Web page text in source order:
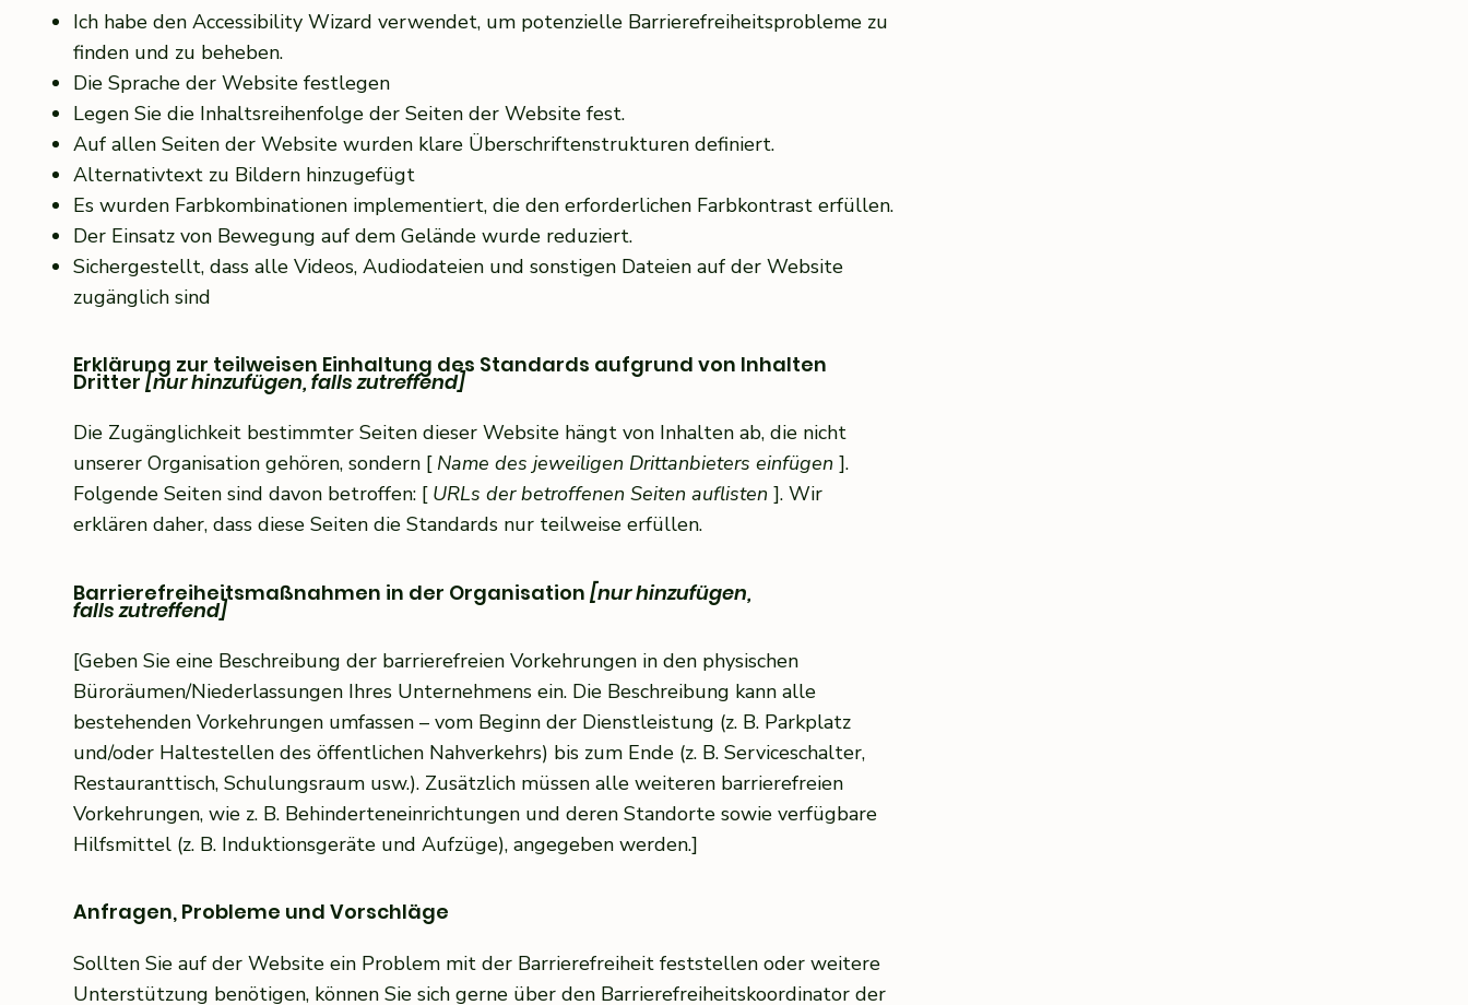
Ich habe den Accessibility Wizard verwendet, um potenzielle Barrierefreiheitsprobleme zu
finden und zu beheben.
Die Sprache der Website festlegen
Legen Sie die Inhaltsreihenfolge der Seiten der Website fest.
Auf allen Seiten der Website wurden klare Überschriftenstrukturen definiert.
Alternativtext zu Bildern hinzugefügt
Es wurden Farbkombinationen implementiert, die den erforderlichen Farbkontrast erfüllen.
Der Einsatz von Bewegung auf dem Gelände wurde reduziert.
Sichergestellt, dass alle Videos, Audiodateien und sonstigen Dateien auf der Website
zugänglich sind
Erklärung zur teilweisen Einhaltung des Standards aufgrund von Inhalten
Dritter[nur hinzufügen, falls zutreffend]
Die Zugänglichkeit bestimmter Seiten dieser Website hängt von Inhalten ab, die nicht
unserer Organisation gehören, sondern [ Name des jeweiligen Drittanbieters einfügen ].
Folgende Seiten sind davon betroffen: [ URLs der betroffenen Seiten auflisten ]. Wir
erklären daher, dass diese Seiten die Standards nur teilweise erfüllen.
Barrierefreiheitsmaßnahmen in der Organisation[nur hinzufügen,
falls zutreffend]
[Geben Sie eine Beschreibung der barrierefreien Vorkehrungen in den physischen
Büroräumen/Niederlassungen Ihres Unternehmens ein. Die Beschreibung kann alle
bestehenden Vorkehrungen umfassen – vom Beginn der Dienstleistung (z. B. Parkplatz
und/oder Haltestellen des öffentlichen Nahverkehrs) bis zum Ende (z. B. Serviceschalter,
Restauranttisch, Schulungsraum usw.). Zusätzlich müssen alle weiteren barrierefreien
Vorkehrungen, wie z. B. Behinderteneinrichtungen und deren Standorte sowie verfügbare
Hilfsmittel (z. B. Induktionsgeräte und Aufzüge), angegeben werden.]
Anfragen, Probleme und Vorschläge
Sollten Sie auf der Website ein Problem mit der Barrierefreiheit feststellen oder weitere
Unterstützung benötigen, können Sie sich gerne über den Barrierefreiheitskoordinator der